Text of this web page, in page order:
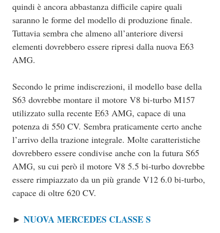
quindi è ancora abbastanza difficile capire quali
saranno le forme del modello di produzione finale.
Tuttavia sembra che almeno all’anteriore diversi
elementi dovrebbero essere ripresi dalla nuova E63
AMG.
Secondo le prime indiscrezioni, il modello base della
S63 dovrebbe montare il motore V8 bi-turbo M157
utilizzato sulla recente E63 AMG, capace di una
potenza di 550 CV. Sembra praticamente certo anche
l’arrivo della trazione integrale. Molte caratteristiche
dovrebbero essere condivise anche con la futura S65
AMG, su cui però il motore V8 5.5 bi-turbo dovrebbe
essere rimpiazzato da un più grande V12 6.0 bi-turbo,
capace di oltre 620 CV.
► NUOVA MERCEDES CLASSE S